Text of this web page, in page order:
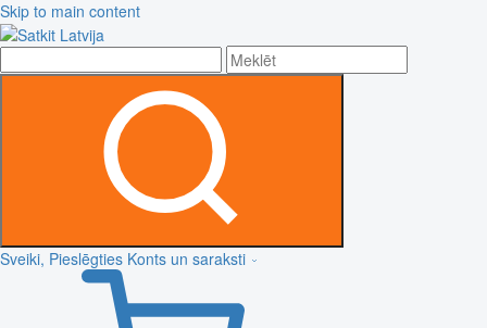
Skip to main content
Sveiki, Pieslēgties Konts un saraksti